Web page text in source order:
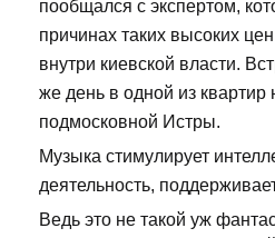
пообщался с экспертом,
причинах таких высоких
внутри киевской власти.
же день в одной из квартир
подмосковной Истры.
Музыка стимулирует
деятельность,
Ведь это не такой уж